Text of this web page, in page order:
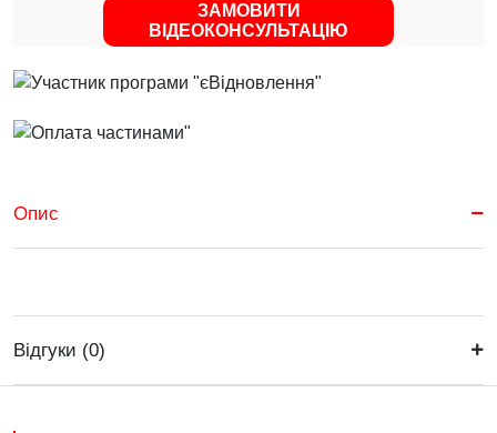
ЗАМОВИТИ
ВІДЕОКОНСУЛЬТАЦІЮ
Опис
Відгуки (0)